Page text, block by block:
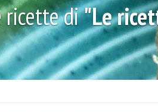
ricette di"Le